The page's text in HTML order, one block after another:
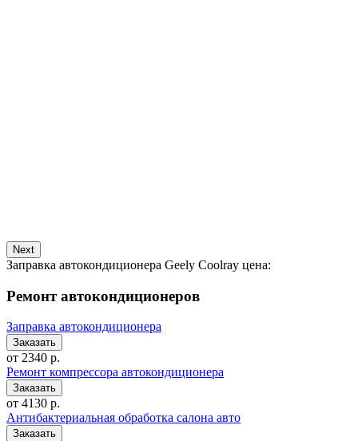
Next
Заправка автокондиционера Geely Coolray цена:
Ремонт автокондиционеров
Заправка автокондиционера
от 2340 р.
Ремонт компрессора автокондиционера
от 4130 р.
Антибактериальная обработка салона авто